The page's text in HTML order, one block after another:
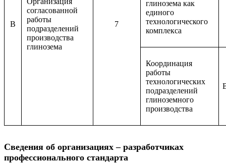
B
согласованной
работы
подразделений
производства
глинозема
7
глинозема как
единого
технологического
комплекса
Координация
работы
технологических
подразделений
глиноземного
производства
Сведения об организациях – разработчиках
профессионального стандарта